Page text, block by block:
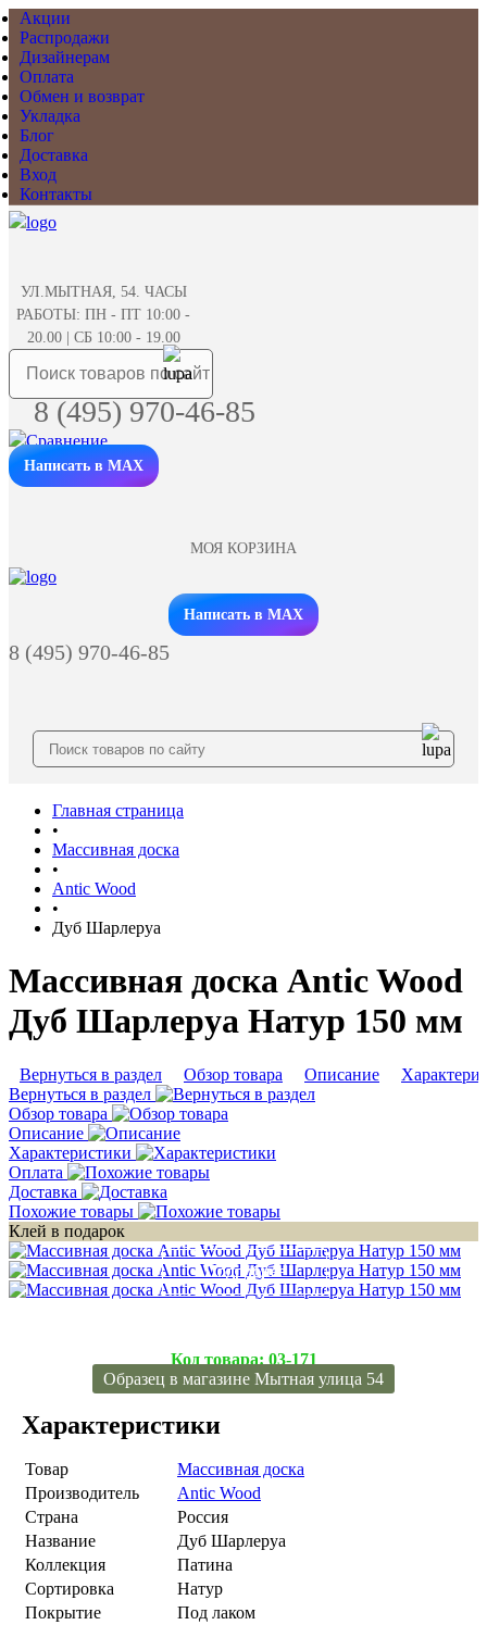
Акции
Распродажи
Дизайнерам
Оплата
Обмен и возврат
Укладка
Блог
Доставка
Вход
Контакты
УЛ.МЫТНАЯ, 54. ЧАСЫ
РАБОТЫ: ПН - ПТ 10:00 -
20.00 | СБ 10:00 - 19.00
8 (495) 970-46-85
Написать в MAX
МОЯ КОРЗИНА
Заказать звонок
Написать в MAX
8 (495) 970-46-85
Главная страница
•
Массивная доска
•
Antic Wood
•
Дуб Шарлеруа
Массивная доска Antic Wood
Дуб Шарлеруа Натур 150 мм
Вернуться в раздел Обзор товара Описание
Вернуться в раздел
Обзор товара
Описание
Характеристики
Оплата
Доставка
Похожие товары
Клей в подарок
Подробнее
Подробнее
Подробнее
Код товара: 03-171
Образец в магазине Мытная улица 54
Характеристики
Товар
Массивная доска
Производитель
Antic Wood
Страна
Россия
Название
Дуб Шарлеруа
Коллекция
Патина
Сортировка
Натур
Покрытие
Под лаком